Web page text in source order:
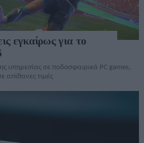
εγκαίρως για το
υπηρεσίας σε ποδοσφαιρικά PC games,
απίθανες τιμές